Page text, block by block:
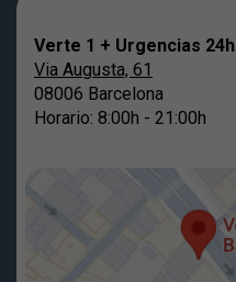
Verte 1 + Urgencias 24h
Via Augusta, 61
08006 Barcelona
Horario: 8:00h - 21:00h